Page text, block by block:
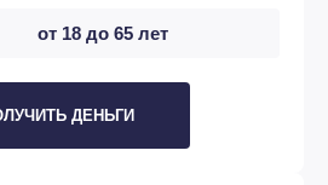
от 18 до 65 лет
ДЕНЬГИ